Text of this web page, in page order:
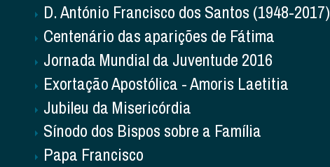
D. António Francisco dos Santos (1948-2017)
Centenário das aparições de Fátima
Jornada Mundial da Juventude 2016
Exortação Apostólica - Amoris Laetitia
Jubileu da Misericórdia
Sínodo dos Bispos sobre a Família
Papa Francisco